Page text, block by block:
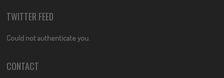
TWITTER FEED
Could not authenticate you.
CONTACT